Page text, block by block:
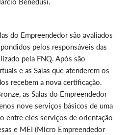
do Empreendedor são avaliados
pelos responsáveis das
pela FNQ. Após são
e as Salas que atenderem os
recebem a nova certificação.
as Salas do Empreendedor
nove serviços básicos de uma
entre eles serviços de orientação
e MEI (Micro Empreendedor